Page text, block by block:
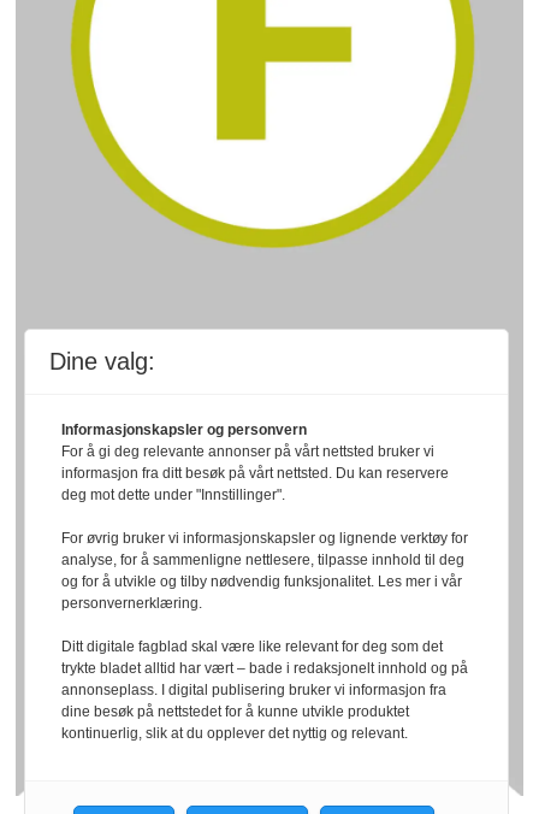
Dine valg:
Informasjonskapsler og personvern
For å gi deg relevante annonser på vårt nettsted bruker vi
informasjon fra ditt besøk på vårt nettsted. Du kan reservere
deg mot dette under "Innstillinger".
For øvrig bruker vi informasjonskapsler og lignende verktøy for
analyse, for å sammenligne nettlesere, tilpasse innhold til deg
og for å utvikle og tilby nødvendig funksjonalitet. Les mer i vår
personvernerklæring.
Ditt digitale fagblad skal være like relevant for deg som det
trykte bladet alltid har vært – bade i redaksjonelt innhold og på
annonseplass. I digital publisering bruker vi informasjon fra
dine besøk på nettstedet for å kunne utvikle produktet
kontinuerlig, slik at du opplever det nyttig og relevant.